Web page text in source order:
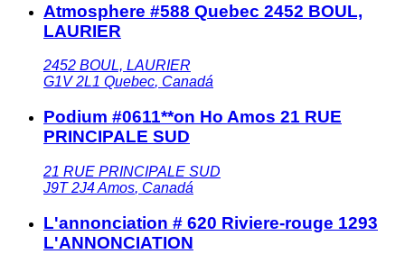
Atmosphere #588 Quebec 2452 BOUL,
LAURIER
2452 BOUL, LAURIER
G1V 2L1 Quebec, Canadá
Podium #0611**on Ho Amos 21 RUE
PRINCIPALE SUD
21 RUE PRINCIPALE SUD
J9T 2J4Amos, Canadá
L'annonciation # 620 Riviere-rouge 1293
L'ANNONCIATION